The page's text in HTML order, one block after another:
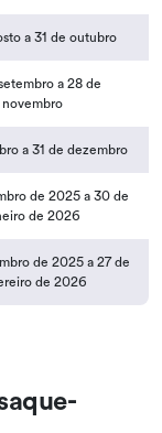
a 31 de outubro
a 28 de
novembro
a 31 de dezembro
de 2025 a 30 de
de 2026
de 2025 a 27 de
de 2026